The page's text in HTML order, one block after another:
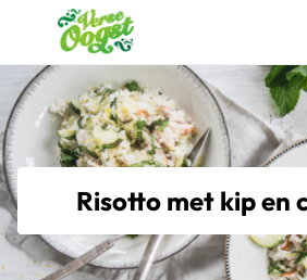
Verse Oogst
Risotto met kip en